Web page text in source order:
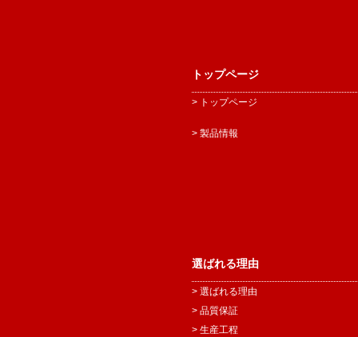
トップページ
> トップページ
> 製品情報
選ばれる理由
> 選ばれる理由
> 品質保証
> 生産工程